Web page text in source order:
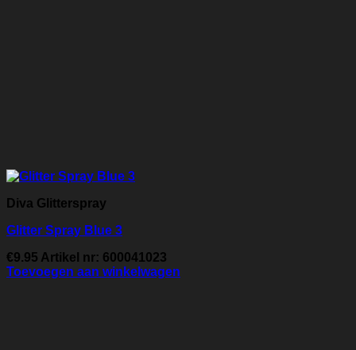
Diva Glitterspray
Glitter Spray Blue 3
€9.95 Artikel nr: 600041023
Toevoegen aan winkelwagen